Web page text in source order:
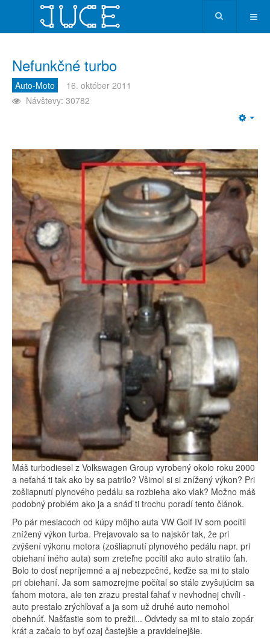
Nefunkčné turbo
Auto-Moto
16. október 2011
Návštevy: 30782
Máš turbodiesel z Volkswagen Group vyrobený okolo roku 2000
a neťahá ti tak ako by sa patrilo? Všimol si si znížený výkon? Pri
zošliapnutí plynového pedálu sa rozbieha ako vlak? Možno máš
podobný problém ako ja a snáď ti trochu poradí tento článok.
Po pár mesiacoch od kúpy môjho auta VW Golf IV som pocítil
znížený výkon turba. Prejavovalo sa to najskôr tak, že pri
zvýšení výkonu motora (zošliapnutí plynového pedálu napr. pri
obiehaní iného auta) som zreteľne pocítil ako auto stratilo ťah.
Bolo to dosť nepríjemné a aj nebezpečné, keďže sa mi to stalo
pri obiehaní. Ja som samozrejme počítal so stále zvyšujúcim sa
ťahom motora, ale ten zrazu prestal ťahať v nevhodnej chvíli -
auto prestalo zrýchľovať a ja som už druhé auto nemohol
obehnúť. Našťastie som to prežil... Odvtedy sa mi to stalo zopár
krát a začalo to byť ozaj častejšie a pravidelnejšie.